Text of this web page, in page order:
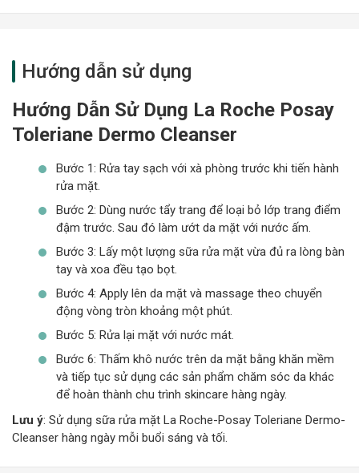
Hướng dẫn sử dụng
Hướng Dẫn Sử Dụng La Roche Posay
Toleriane Dermo Cleanser
Bước 1: Rửa tay sạch với xà phòng trước khi tiến hành
rửa mặt.
Bước 2: Dùng nước tẩy trang để loại bỏ lớp trang điểm
đậm trước. Sau đó làm ướt da mặt với nước ấm.
Bước 3: Lấy một lượng sữa rửa mặt vừa đủ ra lòng bàn
tay và xoa đều tạo bọt.
Bước 4: Apply lên da mặt và massage theo chuyển
động vòng tròn khoảng một phút.
Bước 5: Rửa lại mặt với nước mát.
Bước 6: Thấm khô nước trên da mặt bằng khăn mềm
và tiếp tục sử dụng các sản phẩm chăm sóc da khác
để hoàn thành chu trình skincare hàng ngày.
Lưu ý: Sử dụng sữa rửa mặt La Roche-Posay Toleriane Dermo-
Cleanser hàng ngày mỗi buổi sáng và tối.